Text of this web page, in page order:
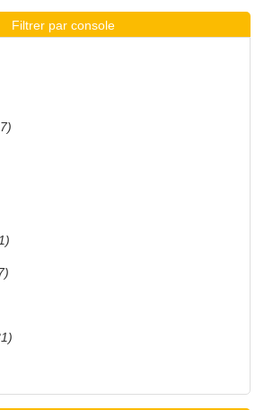
Filtrer par console